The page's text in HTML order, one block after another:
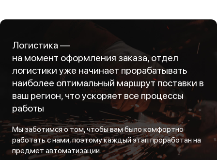
Логистика —
на момент оформления заказа, отдел
логистики уже начинает прорабатывать
наиболее оптимальный маршрут поставки в
ваш регион, что ускоряет все процессы
работы
Мы заботимся о том, чтобы вам было комфортно
работать с нами, поэтому каждый этап проработан на
предмет автоматизации.